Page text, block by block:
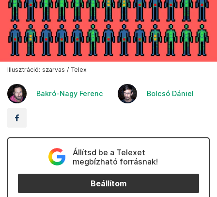
Illusztráció: szarvas / Telex
Bakró-Nagy Ferenc Bolcsó Dániel
Állítsd be a Telexet
megbízható forrásnak!
Beállítom